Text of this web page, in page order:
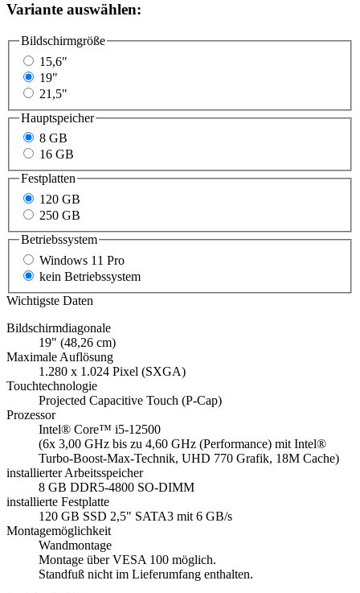
Variante auswählen:
Bildschirmgröße
15,6"
19"
21,5"
Hauptspeicher
8 GB
16 GB
Festplatten
120 GB
250 GB
Betriebssystem
Windows 11 Pro
kein Betriebssystem
Wichtigste Daten
Bildschirmdiagonale
19" (48,26 cm)
Maximale Auflösung
1.280 x 1.024 Pixel (SXGA)
Touchtechnologie
Projected Capacitive Touch (P-Cap)
Prozessor
Intel® Core™ i5-12500
(6x 3,00 GHz bis zu 4,60 GHz (Performance) mit Intel®
Turbo-Boost-Max-Technik, UHD 770 Grafik, 18M Cache)
installierter Arbeitsspeicher
8 GB DDR5-4800 SO-DIMM
installierte Festplatte
120 GB SSD 2,5" SATA3 mit 6 GB/s
Montagemöglichkeit
Wandmontage
Montage über VESA 100 möglich.
Standfuß nicht im Lieferumfang enthalten.